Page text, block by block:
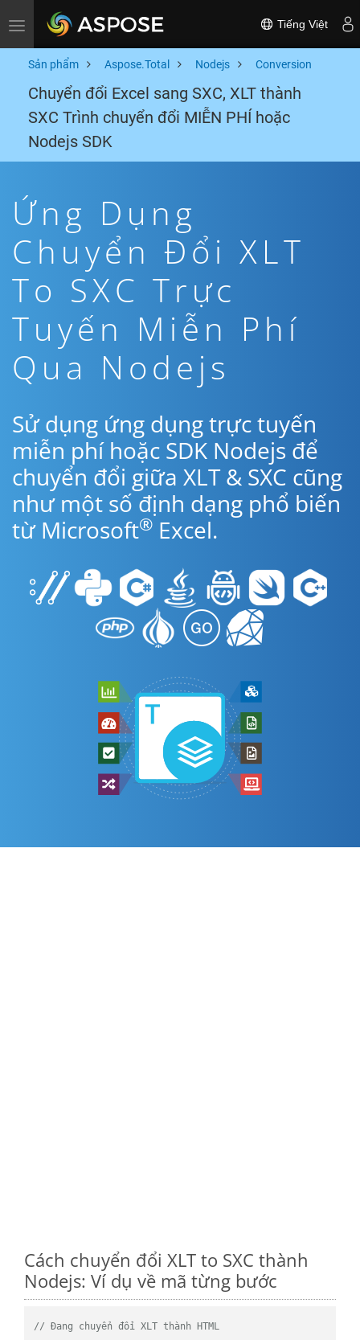
Toggle navigation Tiếng Việt
Sản phẩm Aspose.Total Nodejs Conversion
Chuyển đổi Excel sang SXC, XLT thành
SXC Trình chuyển đổi MIỄN PHÍ hoặc
Nodejs SDK
Ứng Dụng
Chuyển Đổi XLT
To SXC Trực
Tuyến Miễn Phí
Qua Nodejs
Sử dụng ứng dụng trực tuyến
miễn phí hoặc SDK Nodejs để
chuyển đổi giữa XLT & SXC cũng
như một số định dạng phổ biến
từ Microsoft® Excel.
Cách chuyển đổi XLT to SXC thành
Nodejs: Ví dụ về mã từng bước
// Đang chuyển đổi XLT thành HTML